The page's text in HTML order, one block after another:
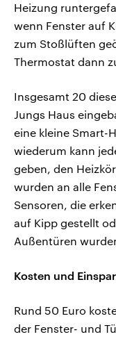
Heizung
wenn Fenster auf
zum Stoßlüften
Thermostat dann
Insgesamt 20
Jungs Haus
eine kleine Smart-
wiederum kann
geben, den
wurden an alle
Sensoren, die
auf Kipp gestellt
Außentüren
Kosten und
Rund 50 Euro
der Fenster- und